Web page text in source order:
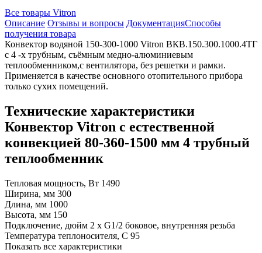
Все товары Vitron
Описание Отзывы и вопросы ДокументацияСпособы
получения товара
Конвектор водяной 150-300-1000 Vitron ВКВ.150.300.1000.4ТГ
с 4 -х трубным, съёмным медно-алюминиевым
теплообменником,с вентилятора, без решетки и рамки.
Применяется в качестве основного отопительного прибора
только сухих помещений.
Технические характеристики
Конвектор Vitron с естественной
конвекцией 80-360-1500 мм 4 трубный
теплообменник
Тепловая мощность, Вт 1490
Ширина, мм 300
Длина, мм 1000
Высота, мм 150
Подключение, дюйм 2 х G1/2 боковое, внутренняя резьба
Температура теплоносителя, С 95
Показать все характеристики